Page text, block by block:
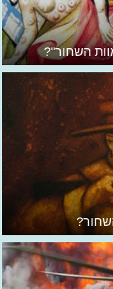
השחור"?